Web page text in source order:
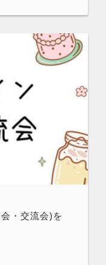
・交流会)を